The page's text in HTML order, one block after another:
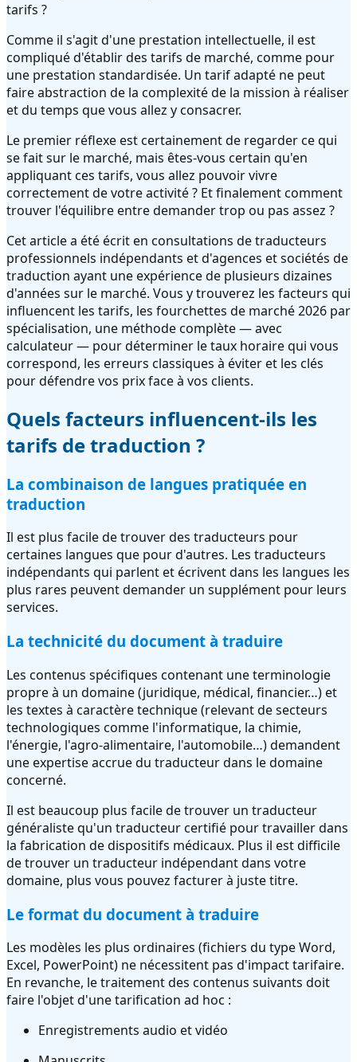
tarifs ?
Comme il s'agit d'une prestation intellectuelle, il est
compliqué d'établir des tarifs de marché, comme pour
une prestation standardisée. Un tarif adapté ne peut
faire abstraction de la complexité de la mission à réaliser
et du temps que vous allez y consacrer.
Le premier réflexe est certainement de regarder ce qui
se fait sur le marché, mais êtes-vous certain qu'en
appliquant ces tarifs, vous allez pouvoir vivre
correctement de votre activité ? Et finalement comment
trouver l'équilibre entre demander trop ou pas assez ?
Cet article a été écrit en consultations de traducteurs
professionnels indépendants et d'agences et sociétés de
traduction ayant une expérience de plusieurs dizaines
d'années sur le marché. Vous y trouverez les facteurs qui
influencent les tarifs, les fourchettes de marché 2026 par
spécialisation, une méthode complète — avec
calculateur — pour déterminer le taux horaire qui vous
correspond, les erreurs classiques à éviter et les clés
pour défendre vos prix face à vos clients.
Quels facteurs influencent-ils les
tarifs de traduction ?
La combinaison de langues pratiquée en
traduction
Il est plus facile de trouver des traducteurs pour
certaines langues que pour d'autres. Les traducteurs
indépendants qui parlent et écrivent dans les langues les
plus rares peuvent demander un supplément pour leurs
services.
La technicité du document à traduire
Les contenus spécifiques contenant une terminologie
propre à un domaine (juridique, médical, financier…) et
les textes à caractère technique (relevant de secteurs
technologiques comme l'informatique, la chimie,
l'énergie, l'agro-alimentaire, l'automobile…) demandent
une expertise accrue du traducteur dans le domaine
concerné.
Il est beaucoup plus facile de trouver un traducteur
généraliste qu'un traducteur certifié pour travailler dans
la fabrication de dispositifs médicaux. Plus il est difficile
de trouver un traducteur indépendant dans votre
domaine, plus vous pouvez facturer à juste titre.
Le format du document à traduire
Les modèles les plus ordinaires (fichiers du type Word,
Excel, PowerPoint) ne nécessitent pas d'impact tarifaire.
En revanche, le traitement des contenus suivants doit
faire l'objet d'une tarification ad hoc :
Enregistrements audio et vidéo